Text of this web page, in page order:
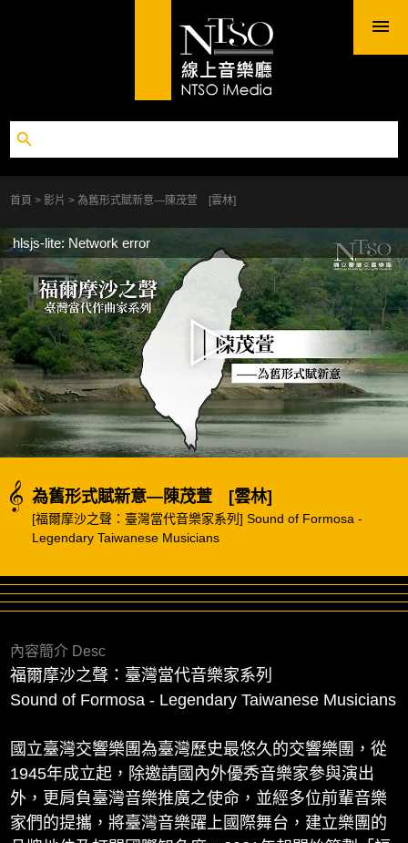
首頁 影片 為舊形式賦新意—陳茂萱 [雲林]
hlsjs-lite: Network error
為舊形式賦新意—陳茂萱 [雲林]
[福爾摩沙之聲：臺灣當代音樂家系列] Sound of Formosa -
Legendary Taiwanese Musicians
內容簡介 Desc
福爾摩沙之聲：臺灣當代音樂家系列
Sound of Formosa - Legendary Taiwanese Musicians
國立臺灣交響樂團為臺灣歷史最悠久的交響樂團，從
1945年成立起，除邀請國內外優秀音樂家參與演出
外，更肩負臺灣音樂推廣之使命，並經多位前輩音樂
家們的提攜，將臺灣音樂躍上國際舞台，建立樂團的